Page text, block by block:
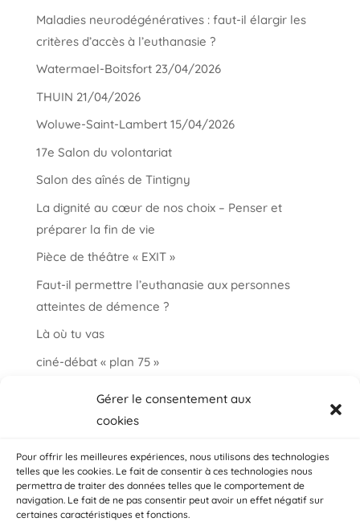
Gérer le consentement aux
cookies
Pour offrir les meilleures expériences, nous utilisons des technologies
telles que les cookies. Le fait de consentir à ces technologies nous
permettra de traiter des données telles que le comportement de
navigation. Le fait de ne pas consentir peut avoir un effet négatif sur
certaines caractéristiques et fonctions.
Maladies neurodégénératives : faut-il élargir les
critères d’accès à l’euthanasie ?
Watermael-Boitsfort 23/04/2026
THUIN 21/04/2026
Woluwe-Saint-Lambert 15/04/2026
17e Salon du volontariat
Salon des aînés de Tintigny
La dignité au cœur de nos choix – Penser et
préparer la fin de vie
Pièce de théâtre « EXIT »
Faut-il permettre l’euthanasie aux personnes
atteintes de démence ?
Là où tu vas
ciné-débat « plan 75 »
choisir ma fin vie